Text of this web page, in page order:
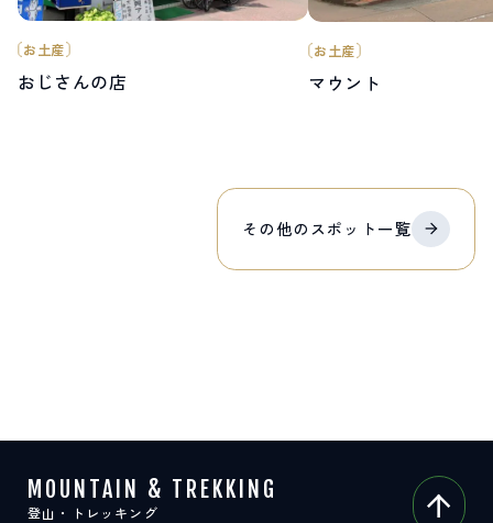
その他の スポット 一覧
お土産
おじさんの店
お土産
マウント
MOUNTAIN & TREKKING
登山・トレッキング